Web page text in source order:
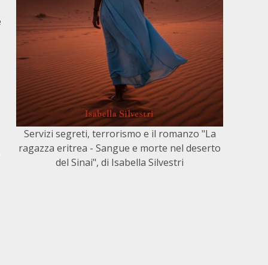
Servizi segreti, terrorismo e il romanzo "La
ragazza eritrea - Sangue e morte nel deserto
del Sinai", di Isabella Silvestri